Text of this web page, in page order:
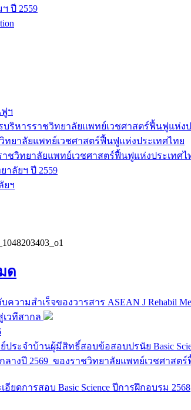
ปี 2559
ฯ
ริหารราชวิทยาลัยแพทย์เวชศาสตร์ฟื้นฟูแห่งป
ยาลัยแพทย์เวชศาสตร์ฟื้นฟูแห่งประเทศไทย
ชวิทยาลัยแพทย์เวชศาสตร์ฟื้นฟูแห่งประเทศไ
าลัยฯ ปี 2559
ยฯ
ด
วามสำเร็จของวารสาร ASEAN J Rehabil
วทีสากล
ระจำบ้านผู้มีสิทธิ์สอบข้อสอบปรนัย Basic
งปี 2569 ของราชวิทยาลัยแพทย์เวชศาสตร์ฟื้น
อียดการสอบ Basic Science ปีการฝึกอบรม 2568